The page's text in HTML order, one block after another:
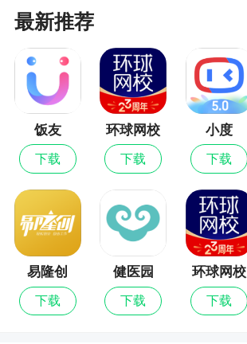
你还在等什么
更新日志
v2.8.8版本
优化微信群发群问题；
v2.7.7版本
1、修复已知bug；
2、优化用户体验；
v2.6.8版本
64位架构升级
群发赚钱，优化群发速度
最新推荐
饭友
下载
环球网校
最新版
下载
小度
下载
易隆创
下载
健医园
下载
环球网校
下载